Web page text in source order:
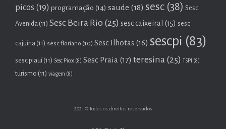
picos (19) programação (14) saude (18) sesc (38) Sesc
Avenida (11) Sesc Beira Rio (25) sesc caixeiral (15) sesc
cajuína (11) sesc floriano (10) Sesc Ilhotas (16) sescpi (83)
sesc piauí (11) Sesc Picos (8) Sesc Praia (17) teresina (25) TSPI (8)
turismo (11) viagem (8)
2021 © Todos os direitos reservados